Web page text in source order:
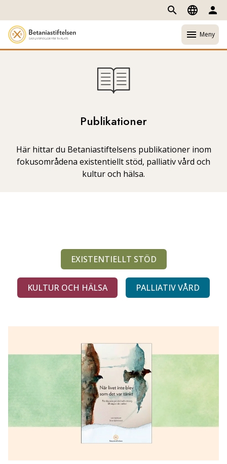
search language
person
menu Meny
Publikationer
Här hittar du Betaniastiftelsens publikationer inom
fokusområdena existentiellt stöd, palliativ vård och
kultur och hälsa.
EXISTENTIELLT STÖD
KULTUR OCH HÄLSA PALLIATIV VÅRD